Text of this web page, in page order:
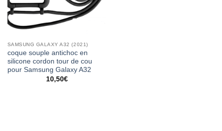
SAMSUNG GALAXY A32 (2021)
coque souple antichoc en
silicone cordon tour de cou
pour Samsung Galaxy A32
10,50€